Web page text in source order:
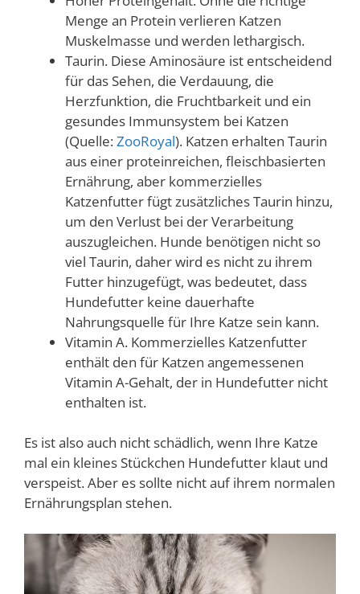
Menge an Protein verlieren Katzen
Muskelmasse und werden lethargisch.
Taurin. Diese Aminosäure ist entscheidend
für das Sehen, die Verdauung, die
Herzfunktion, die Fruchtbarkeit und ein
gesundes Immunsystem bei Katzen
(Quelle:ZooRoyal). Katzen erhalten Taurin
aus einer proteinreichen, fleischbasierten
Ernährung, aber kommerzielles
Katzenfutter fügt zusätzliches Taurin hinzu,
um den Verlust bei der Verarbeitung
auszugleichen. Hunde benötigen nicht so
viel Taurin, daher wird es nicht zu ihrem
Futter hinzugefügt, was bedeutet, dass
Hundefutter keine dauerhafte
Nahrungsquelle für Ihre Katze sein kann.
Vitamin A. Kommerzielles Katzenfutter
enthält den für Katzen angemessenen
Vitamin A-Gehalt, der in Hundefutter nicht
enthalten ist.
Es ist also auch nicht schädlich, wenn Ihre Katze
mal ein kleines Stückchen Hundefutter klaut und
verspeist. Aber es sollte nicht auf ihrem normalen
Ernährungsplan stehen.